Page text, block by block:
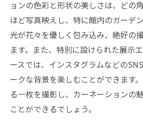
ョンの色彩と形状の美しさは、どの
ほど写真映えし、特に館内のガーデ
光が花々を優しく包み込み、絶好の
ます。また、特別に設けられた展示
ースでは、インスタグラムなどの
ークな背景を楽しむことができます
る一枚を撮影し、カーネーションの
ことができるでしょう。